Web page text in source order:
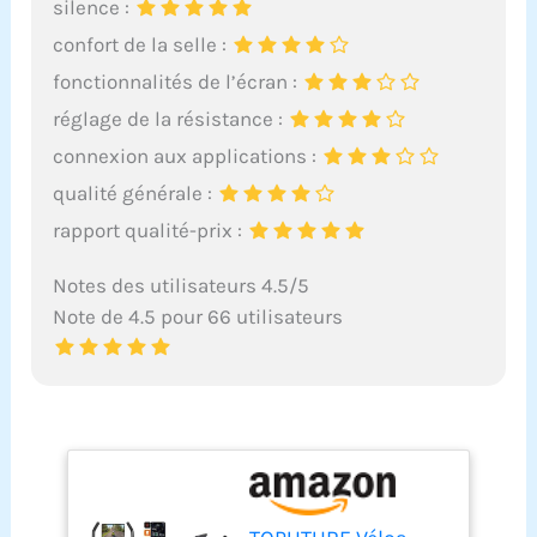
silence :
confort de la selle :
fonctionnalités de l’écran :
réglage de la résistance :
connexion aux applications :
qualité générale :
rapport qualité-prix :
Notes des utilisateurs 4.5/5
Note de 4.5 pour 66 utilisateurs